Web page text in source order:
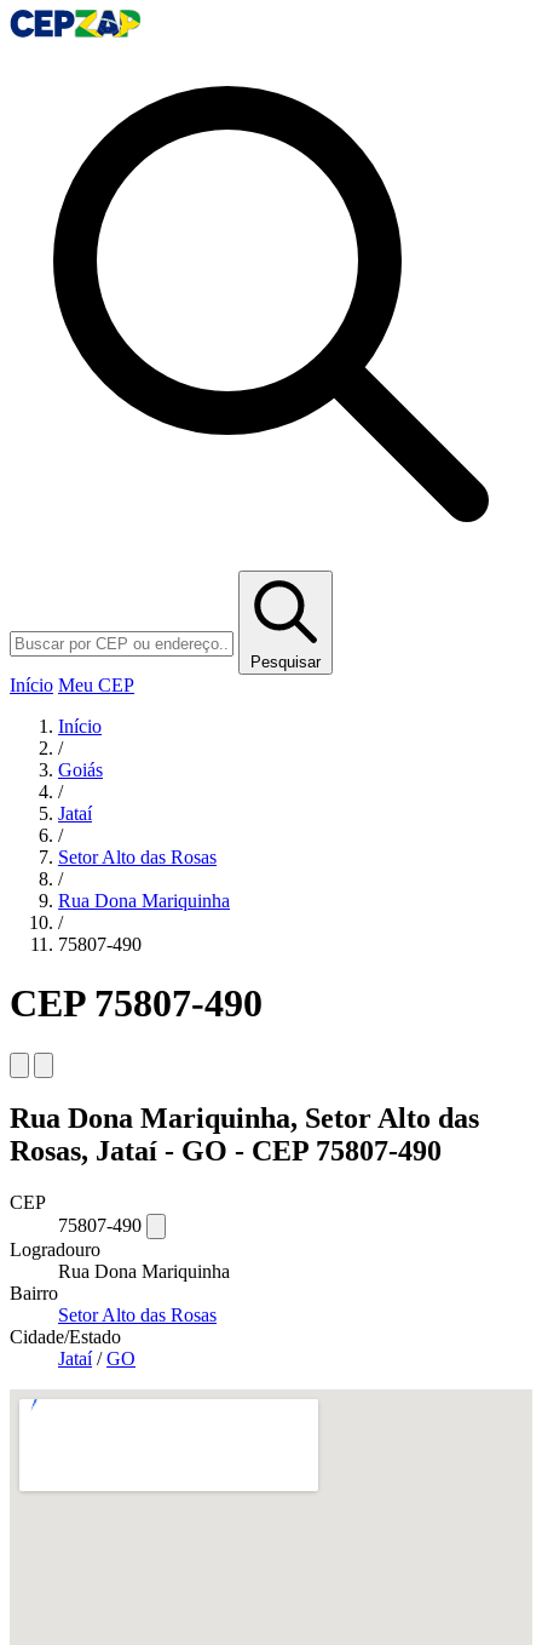
Pesquisar
Início Meu CEP
Início
/
Goiás
/
Jataí
/
Setor Alto das Rosas
/
Rua Dona Mariquinha
/
75807-490
CEP 75807-490
Rua Dona Mariquinha, Setor Alto das
Rosas, Jataí - GO - CEP 75807-490
CEP
75807-490
Logradouro
Rua Dona Mariquinha
Bairro
Setor Alto das Rosas
Cidade/Estado
Jataí/GO